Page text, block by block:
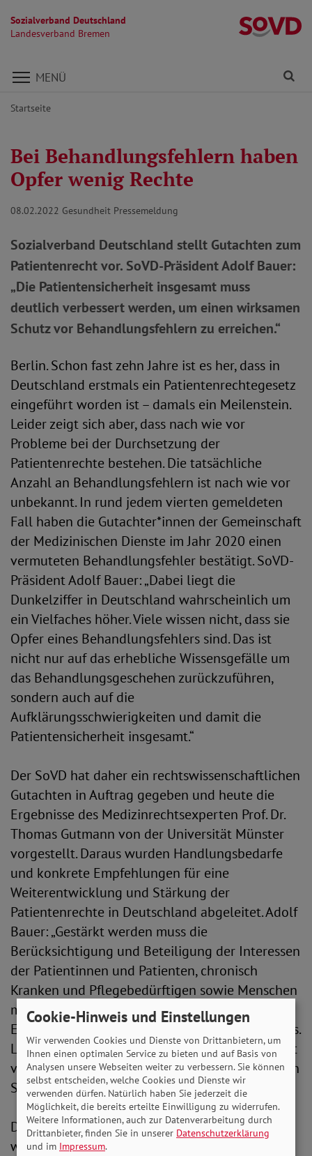
Sozialverband Deutschland
Landesverband Bremen
Direkt zu den Inhalten springen
MENÜ
Startseite
Bei Behandlungsfehlern haben
Opfer wenig Rechte
08.02.2022 Gesundheit Pressemeldung
Sozialverband Deutschland stellt Gutachten zum
Patientenrecht vor. SoVD-Präsident Adolf Bauer:
„Die Patientensicherheit insgesamt muss
deutlich verbessert werden, um einen wirksamen
Schutz vor Behandlungsfehlern zu erreichen.“
Berlin. Schon fast zehn Jahre ist es her, dass in
Deutschland erstmals ein Patientenrechtegesetz
eingeführt worden ist – damals ein Meilenstein.
Leider zeigt sich aber, dass nach wie vor
Probleme bei der Durchsetzung der
Patientenrechte bestehen. Die tatsächliche
Anzahl an Behandlungsfehlern ist nach wie vor
unbekannt. In rund jedem vierten gemeldeten
Fall haben die Gutachter*innen der Gemeinschaft
der Medizinischen Dienste im Jahr 2020 einen
vermuteten Behandlungsfehler bestätigt. SoVD-
Präsident Adolf Bauer: „Dabei liegt die
Dunkelziffer in Deutschland wahrscheinlich um
ein Vielfaches höher. Viele wissen nicht, dass sie
Opfer eines Behandlungsfehlers sind. Das ist
nicht nur auf das erhebliche Wissensgefälle um
das Behandlungsgeschehen zurückzuführen,
sondern auch auf die
Aufklärungsschwierigkeiten und damit die
Patientensicherheit insgesamt.“
Der SoVD hat daher ein rechtswissenschaftlichen
Gutachten in Auftrag gegeben und heute die
Ergebnisse des Medizinrechtsexperten Prof. Dr.
Thomas Gutmann von der Universität Münster
vorgestellt. Daraus wurden Handlungsbedarfe
und konkrete Empfehlungen für eine
Weiterentwicklung und Stärkung der
Patientenrechte in Deutschland abgeleitet. Adolf
Bauer: „Gestärkt werden muss die
Berücksichtigung und Beteiligung der Interessen
der Patientinnen und Patienten, chronisch
Kranken und Pflegebedürftigen sowie Menschen
mit Behinderungen in den
Entscheidungsprozessen des Gesundheitswesens.
Letztlich muss die Patientensicherheit insgesamt
verbessert werden, um einen wirklich wirksamen
Schutz vor Behandlungsfehlern zu erreichen.“
Das SoVD-Forderungspapier umfasst dabei vier
wesentliche Punkte wie z.B. die Stärkung der
Cookie-Hinweis und Einstellungen
Wir verwenden Cookies und Dienste von Drittanbietern, um
Ihnen einen optimalen Service zu bieten und auf Basis von
Analysen unsere Webseiten weiter zu verbessern. Sie können
selbst entscheiden, welche Cookies und Dienste wir
verwenden dürfen. Natürlich haben Sie jederzeit die
Möglichkeit, die bereits erteilte Einwilligung zu widerrufen.
Weitere Informationen, auch zur Datenverarbeitung durch
Drittanbieter, finden Sie in unserer Datenschutzerklärung
und im Impressum.